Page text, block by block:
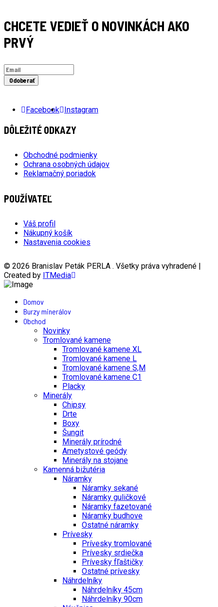
CHCETE VEDIEŤ O NOVINKÁCH AKO
PRVÝ
Odoberať
Facebook Instagram
DÔLEŽITÉ ODKAZY
Obchodné podmienky
Ochrana osobných údajov
Reklamačný poriadok
POUŽÍVATEĽ
Váš profil
Nákupný košík
Nastavenia cookies
© 2026 Branislav Peták PERLA . Všetky práva vyhradené |
Created by ITMedia
Domov
Burzy minerálov
Obchod
Novinky
Tromlované kamene
Tromlované kamene XL
Tromlované kamene L
Tromlované kamene S,M
Tromlované kamene C1
Placky
Minerály
Chipsy
Drte
Boxy
Šungit
Minerály prírodné
Ametystové geódy
Minerály na stojane
Kamenná bižutéria
Náramky
Náramky sekané
Náramky guličkové
Náramky fazetované
Náramky budhove
Ostatné náramky
Prívesky
Prívesky tromlované
Prívesky srdiečka
Prívesky fľaštičky
Ostatné prívesky
Náhrdelníky
Náhrdelníky 45cm
Náhrdelníky 90cm